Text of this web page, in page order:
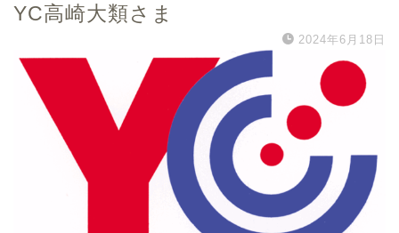
YC高崎大類さま
2024年6月18日